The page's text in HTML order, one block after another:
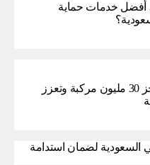
خدمات حماية
GAC تتجاوز حاجز 30 مليون مركبة وتعزز
لضمان استدامة